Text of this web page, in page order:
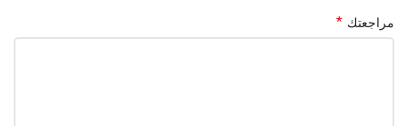
السرعات / خيارات
الحرارة
مراجعتك *